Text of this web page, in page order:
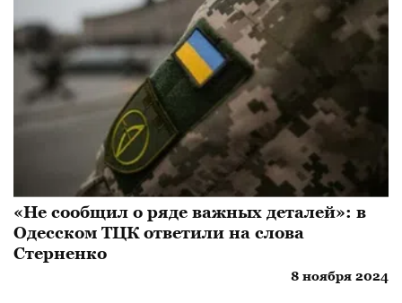
«Не сообщил о ряде важных деталей»: в
Одесском ТЦК ответили на слова
Стерненко
8 ноября 2024